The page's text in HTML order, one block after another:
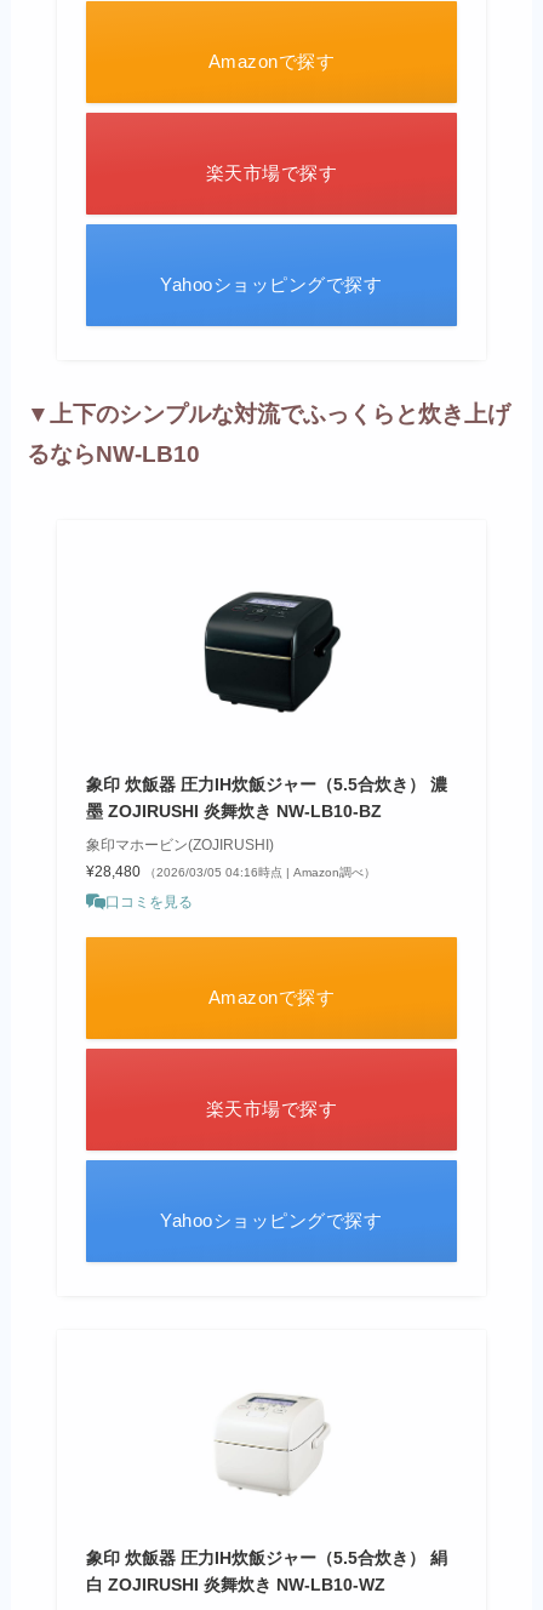
Amazonで探す
楽天市場で探す
Yahooショッピングで探す
▼上下のシンプルな対流でふっくらと炊き上げ
るならNW-LB10
象印 炊飯器 圧力IH炊飯ジャー（5.5合炊き） 濃
墨 ZOJIRUSHI 炎舞炊き NW-LB10-BZ
象印マホービン(ZOJIRUSHI)
¥28,480
（2026/03/05 04:16時点 | Amazon調べ）
口コミを見る
Amazonで探す
楽天市場で探す
Yahooショッピングで探す
象印 炊飯器 圧力IH炊飯ジャー（5.5合炊き） 絹
白 ZOJIRUSHI 炎舞炊き NW-LB10-WZ